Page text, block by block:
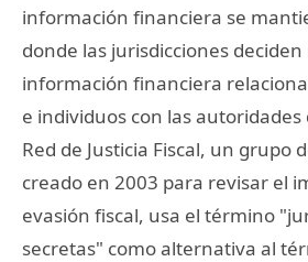
información financiera se
donde las jurisdicciones
información financiera
e individuos con las autoridades
Red de Justicia Fiscal, un grupo
creado en 2003 para revisar el
evasión fiscal, usa el término
secretas" como alternativa al